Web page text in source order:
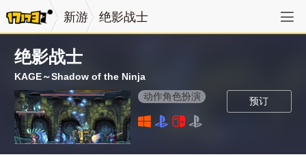
新游 绝影战士
绝影战士
KAGE～Shadow of the Ninja
预订
动作角色扮演